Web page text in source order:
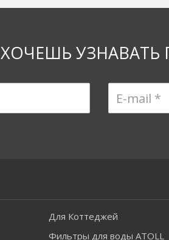
ХОЧЕШЬ
Для Коттеджей
Фильтры для воды ATOLL